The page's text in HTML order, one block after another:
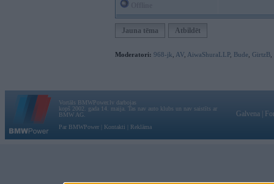
Jauna tēma Atbildēt
Moderatori: 968-jk AV AiwaShuraLLP, Bude GirtzB
Vortāls BMWPower.lv darbojas
kopš 2002. gada 14. maija. Tas nav auto klubs un nav saistīts ar
BMW AG.
Par BMWPower
Kontakti Reklāma
Galvena